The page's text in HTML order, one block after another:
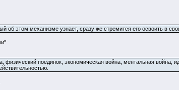
об этом механизме узнает, сразу же стремится его освоить в
поединок, экономическая война, ментальная война,